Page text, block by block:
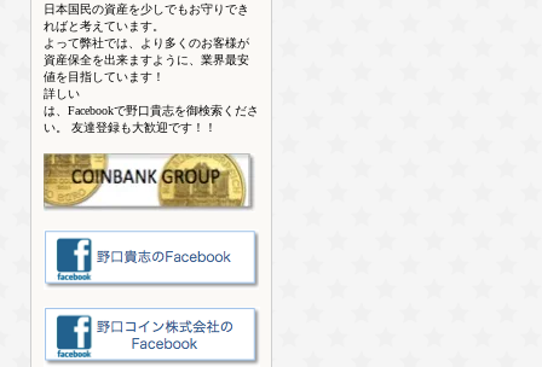
日本国民の資産を少しでもお守りでき
ればと考えています。
よって弊社では、より多くのお客様が
資産保全を出来ますように、業界最安
値を目指しています！
詳しい
は、Facebookで野口貴志を御検索くださ
い。 友達登録も大歓迎です！！